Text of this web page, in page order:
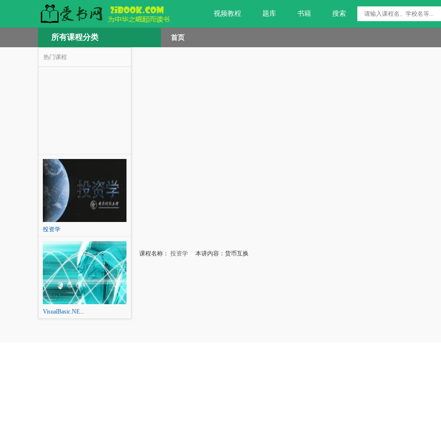
视频教程 题库 书籍 搜索
所有课程分类 首页
热门课程
投资学
VisualBasic.NE...
课程名称： 投资学 本讲内容：货币互换